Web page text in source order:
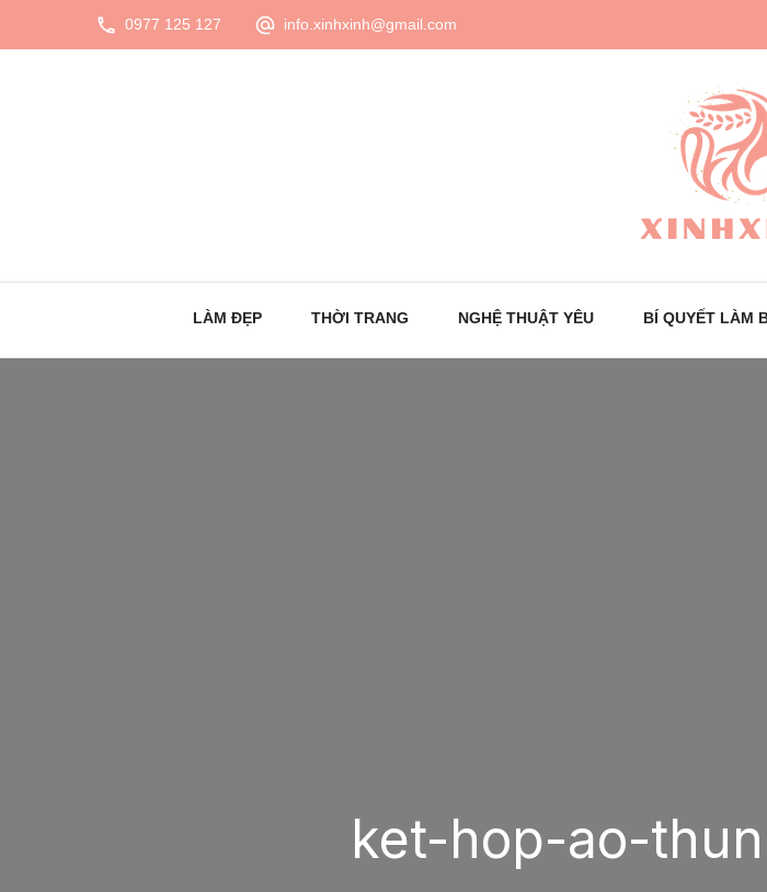
0977 125 127 info.xinhxinh@gmail.com
Trang tin tức
LÀM ĐẸP THỜI TRANG NGHỆ THUẬT YÊU BÍ QUYẾT LÀM
ket-hop-ao-